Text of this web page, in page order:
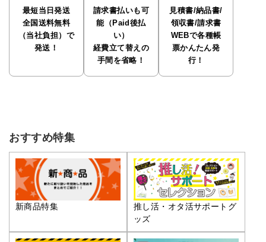
最短当日発送
全国送料無料
（当社負担）で
発送！
請求書払いも可
能（Paid後払
い）
経費立て替えの
手間を省略！
見積書/納品書/
領収書/請求書
WEBで各種帳
票かんたん発
行！
おすすめ特集
新商品特集
推し活・オタ活サポートグ
ッズ